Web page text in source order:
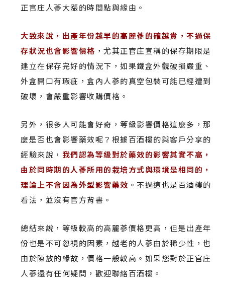
正官庄人蔘大漲的時間點與緣由。
大致來說，出產年份越早的高麗蔘的確越貴，不過保
存狀況也會影響價格 ，尤其正官庄宣稱的保存期限是
建立在保存完好的情況下，如果鐵盒外觀破損嚴重、
外盒開口有瑕疵，盒內人蔘的真空包裝可能已經遭到
破壞，會嚴重影響收購價格。
另外，很多人可能會好奇，等級影響價格這麼多，那
麼是否也會影響藥效呢？根據百酒樓的與客戶分享的
經驗來說， 我們認為等級對於藥效的影響其實不高，
由於同時期的人蔘所用的栽培方式與環境是相同的，
理論上不會因為外型影響藥效 。不過這也是百酒樓的
看法，並沒有官方背書。
總結來說，等級較高的高麗蔘價格更高，但是出產年
份也是不可忽視的因素，越老的人蔘由於稀少性，也
由於陳放的緣故，價格一般較高。如果您對於正官庄
人蔘還有任何疑問，歡迎聯絡百酒樓。